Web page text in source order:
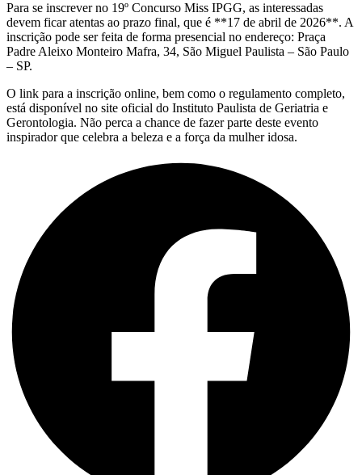
Para se inscrever no 19º Concurso Miss IPGG, as interessadas
devem ficar atentas ao prazo final, que é **17 de abril de 2026**. A
inscrição pode ser feita de forma presencial no endereço: Praça
Padre Aleixo Monteiro Mafra, 34, São Miguel Paulista – São Paulo
– SP.
O link para a inscrição online, bem como o regulamento completo,
está disponível no site oficial do Instituto Paulista de Geriatria e
Gerontologia. Não perca a chance de fazer parte deste evento
inspirador que celebra a beleza e a força da mulher idosa.